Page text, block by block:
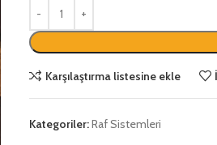
Karşılaştırma listesine ekle
Kategoriler:Raf Sistemleri